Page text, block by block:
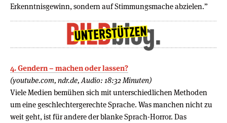
Erkenntnisgewinn, sondern auf Stimmungsmache abzielen.”
4. Gendern – machen oder lassen?
(youtube.com, ndr.de, Audio: 18:32 Minuten)
Viele Medien bemühen sich mit unterschiedlichen Methoden
um eine geschlechtergerechte Sprache. Was manchen nicht zu
weit geht, ist für andere der blanke Sprach-Horror. Das